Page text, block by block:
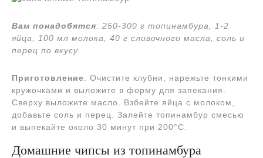
Вам понадобятся: 250-300 г топинамбура, 1-2
яйца, 100 мл молока, 40 г сливочного масла, соль и
перец по вкусу.
Приготовление . Очистите клубни, нарежьте тонкими
кружочками и выложите в форму для запекания.
Сверху выложите масло. Взбейте яйца с молоком,
добавьте соль и перец. Залейте топинамбур смесью
и выпекайте около 30 минут при 200°C.
Домашние чипсы из топинамбура